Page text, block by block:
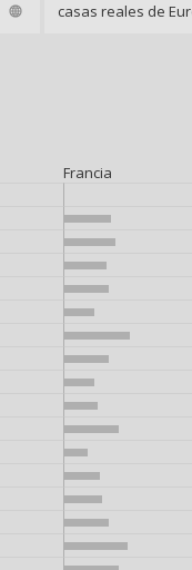
casas reales de
Francia